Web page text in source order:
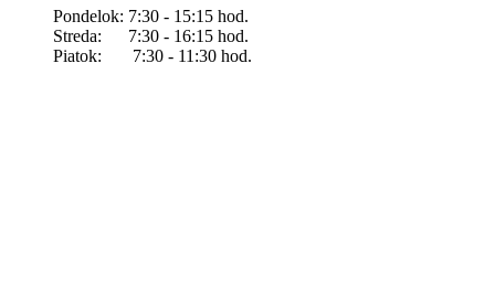
Pondelok: 7:30 - 15:15 hod.
Streda: 7:30 - 16:15 hod.
Piatok: 7:30 - 11:30 hod.